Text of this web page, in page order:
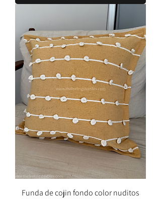
Funda de cojin fondo color nuditos